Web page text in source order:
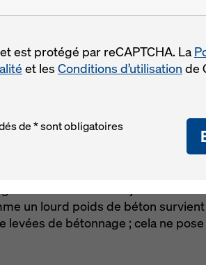
doit raccourcir le trajet reliant
un lourd poids de béton
de bétonnage ; cela ne
est protégé par reCAPTCHA. La
et les Conditions d’utilisation de
de * sont obligatoires